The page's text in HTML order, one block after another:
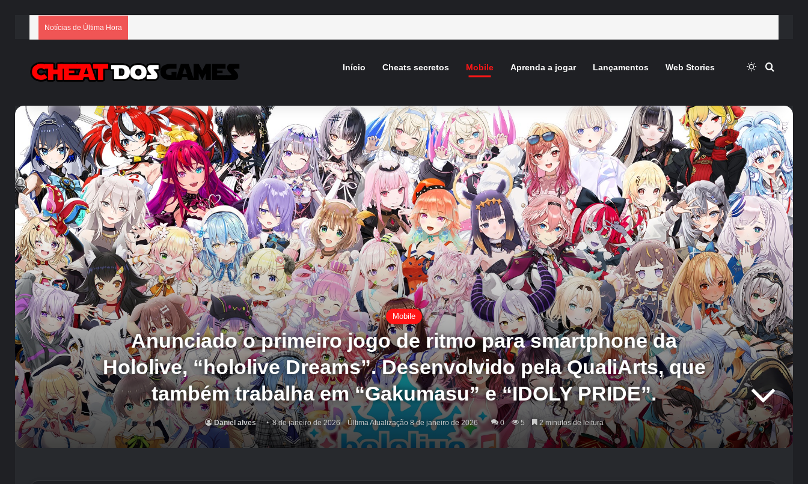
Notícias de Última Hora
Início Cheats secretos Mobile Aprenda a jogar Lançamentos Web Stories Switch skin
Mobile
Anunciado o primeiro jogo de ritmo para smartphone da
Hololive, “hololive Dreams”. Desenvolvido pela QualiArts, que
também trabalha em “Gakumasu” e “IDOLY PRIDE”.
Daniel alves 8 de janeiro de 2026 Última Atualização 8 de janeiro de 2026 0 5 2 minutos de leitura